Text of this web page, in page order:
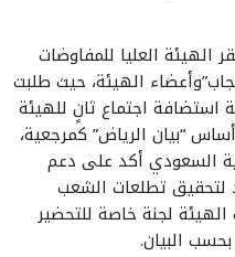
الهيئة العليا للمفاوضات
الهيئة، حيث طلبت
استضافة اجتماع ثانٍ للهيئة
“بيان الرياض” كمرجعية،
السعودي أكد على دعم
لتحقيق تطلعات الشعب
لجنة خاصة للتحضير
البيان.